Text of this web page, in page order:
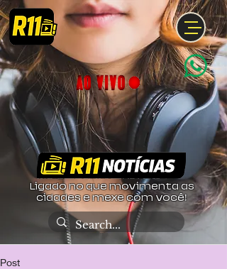
Ligado no que movimenta as
cidades e mexe com você!
Post